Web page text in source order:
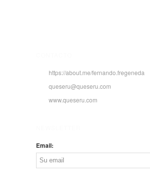
https://about.me/fernando.fregeneda
queseru@queseru.com
www.queseru.com
Email: